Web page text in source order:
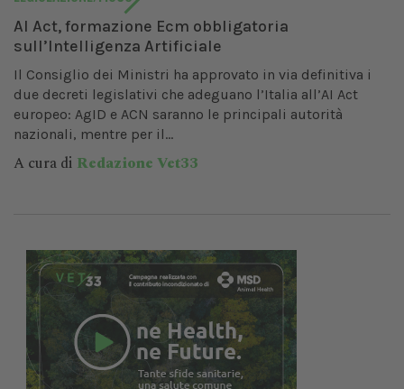
AI Act, formazione Ecm obbligatoria
sull’Intelligenza Artificiale
Il Consiglio dei Ministri ha approvato in via definitiva i
due decreti legislativi che adeguano l’Italia all’AI Act
europeo: AgID e ACN saranno le principali autorità
nazionali, mentre per il...
A cura di Redazione Vet33